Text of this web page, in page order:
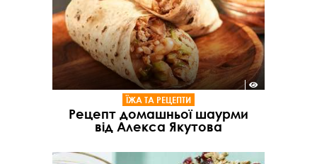
ЇЖА ТА РЕЦЕПТИ
Рецепт домашньої шаурми
від Алекса Якутова